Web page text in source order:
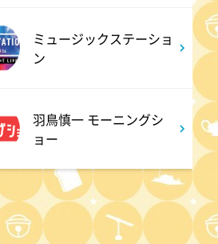
よる 9:00
ミュージックステーション
HY…名曲続々!ATEEZがヒット
曲
よる 9:54
報道ステーション
ミュージックステーショ
ン
羽鳥慎一 モーニングシ
ョー